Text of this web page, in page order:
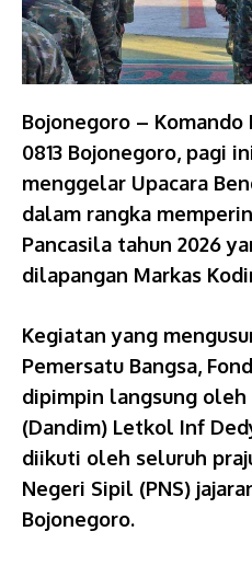
Bojonegoro –
0813 Bojonegoro, pagi
menggelar Upacara
dalam rangka
Pancasila tahun 2026
dilapangan Markas
Kegiatan yang
Pemersatu Bangsa,
dipimpin langsung oleh
(Dandim) Letkol Inf
diikuti oleh seluruh
Negeri Sipil (PNS)
Bojonegoro.